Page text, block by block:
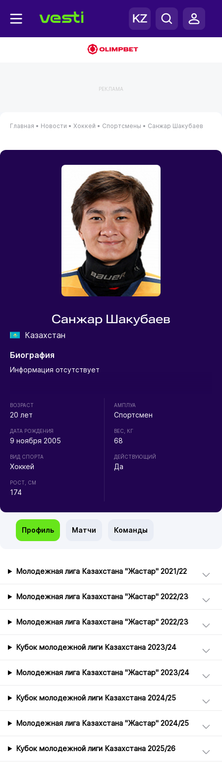
РЕКЛАМА
Главная • Новости • Хоккей • Спортсмены • Санжар Шакубаев
Санжар Шакубаев
Казахстан
Биография
Информация отсутствует
ВОЗРАСТ
20 лет
ДАТА РОЖДЕНИЯ
9 ноября 2005
ВИД СПОРТА
Хоккей
РОСТ, СМ
174
АМПЛУА
Спортсмен
ВЕС, КГ
68
ДЕЙСТВУЮЩИЙ
Да
Профиль Матчи Команды
Молодежная лига Казахстана "Жастар" 2021/22
Молодежная лига Казахстана "Жастар" 2022/23
Молодежная лига Казахстана "Жастар" 2022/23
Кубок молодежной лиги Казахстана 2023/24
Молодежная лига Казахстана "Жастар" 2023/24
Кубок молодежной лиги Казахстана 2024/25
Молодежная лига Казахстана "Жастар" 2024/25
Кубок молодежной лиги Казахстана 2025/26